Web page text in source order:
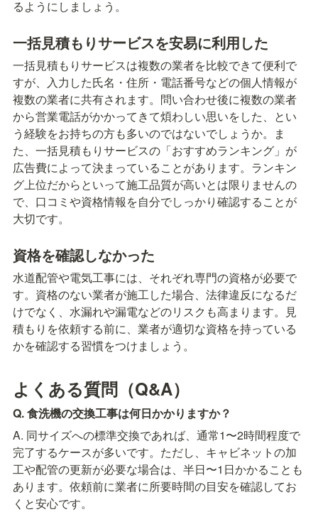
るようにしましょう。
一括見積もりサービスを安易に利用した
一括見積もりサービスは複数の業者を比較できて便利で
すが、入力した氏名・住所・電話番号などの個人情報が
複数の業者に共有されます。問い合わせ後に複数の業者
から営業電話がかかってきて煩わしい思いをした、とい
う経験をお持ちの方も多いのではないでしょうか。ま
た、一括見積もりサービスの「おすすめランキング」が
広告費によって決まっていることがあります。ランキン
グ上位だからといって施工品質が高いとは限りませんの
で、口コミや資格情報を自分でしっかり確認することが
大切です。
資格を確認しなかった
水道配管や電気工事には、それぞれ専門の資格が必要で
す。資格のない業者が施工した場合、法律違反になるだ
けでなく、水漏れや漏電などのリスクも高まります。見
積もりを依頼する前に、業者が適切な資格を持っている
かを確認する習慣をつけましょう。
よくある質問（Q&A）
Q. 食洗機の交換工事は何日かかりますか？
A. 同サイズへの標準交換であれば、通常1〜2時間程度で
完了するケースが多いです。ただし、キャビネットの加
工や配管の更新が必要な場合は、半日〜1日かかることも
あります。依頼前に業者に所要時間の目安を確認してお
くと安心です。